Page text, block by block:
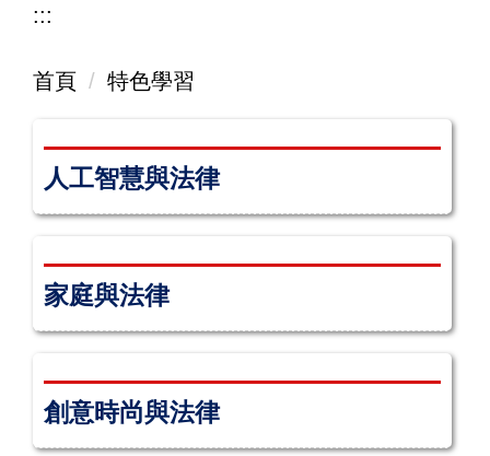
:::
首頁 特色學習
人工智慧與法律
家庭與法律
創意時尚與法律